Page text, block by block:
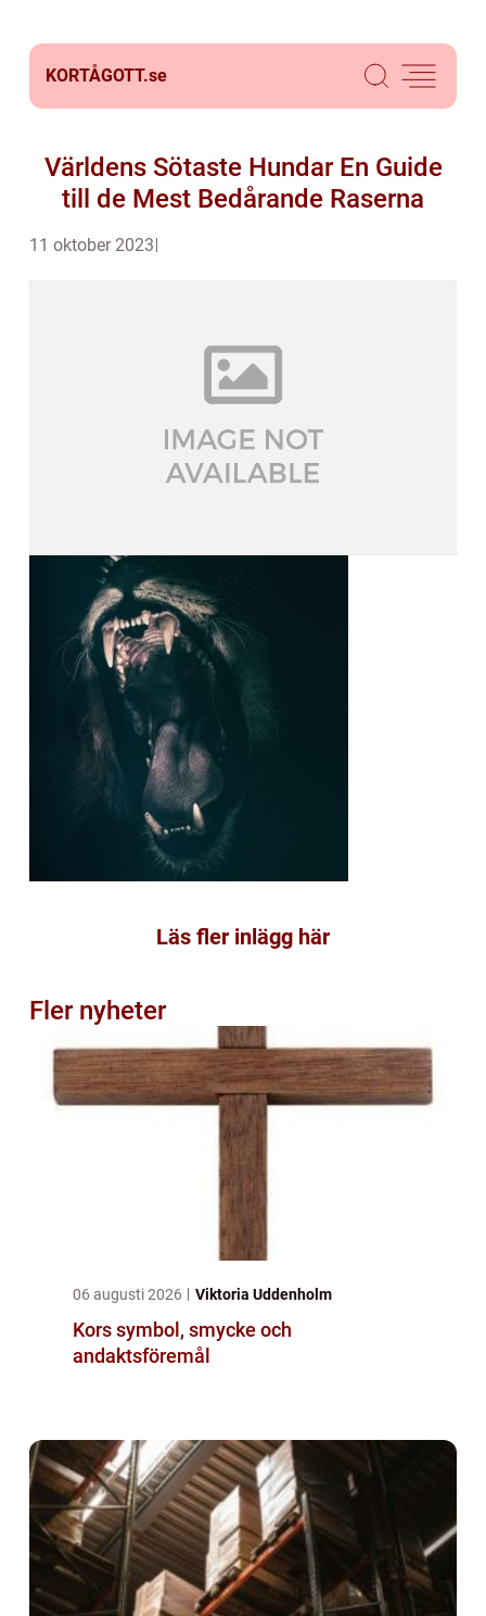
KORTÅGOTT.se
Världens Sötaste Hundar En Guide
till de Mest Bedårande Raserna
11 oktober 2023
Läs fler inlägg här
Fler nyheter
06 augusti 2026 Viktoria Uddenholm
Kors symbol, smycke och
andaktsföremål